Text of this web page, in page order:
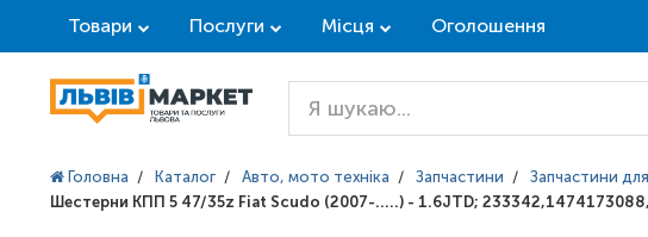
Товари Послуги Місця Оголошення
Головна / Каталог / Авто, мото техніка / Запчастини / Запчастини
Шестерни КПП 5 47/35z Fiat Scudo (2007-.....) - 1.6JTD;